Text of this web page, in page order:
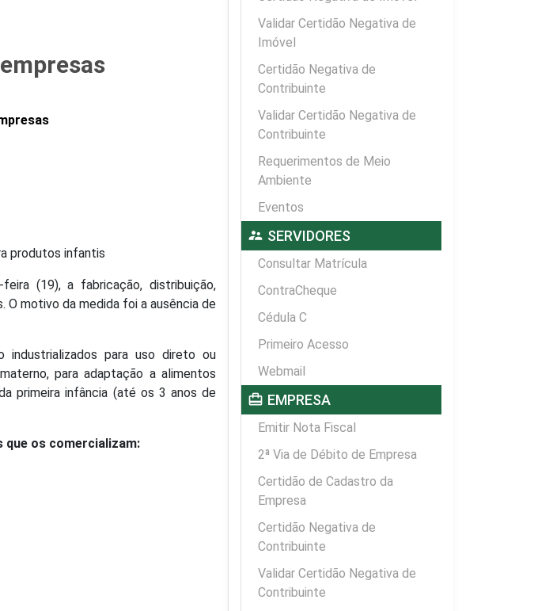
produtos infantis
(19), a fabricação, distribuição,
motivo da medida foi a ausência de
para uso direto ou
para adaptação a alimentos
primeira infância (até os 3 anos de
que os comercializam:
Validar Certidão Negativa de
Imóvel
Certidão Negativa de
Contribuinte
Validar Certidão Negativa de
Contribuinte
Requerimentos de Meio
Ambiente
Eventos
supervisor_account SERVIDORES
Consultar Matrícula
ContraCheque
Cédula C
Primeiro Acesso
Webmail
card_travel EMPRESA
Emitir Nota Fiscal
2ª Via de Débito de Empresa
Certidão de Cadastro da
Empresa
Certidão Negativa de
Contribuinte
Validar Certidão Negativa de
Contribuinte